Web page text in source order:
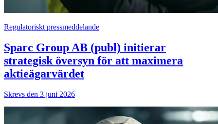
Regulatoriskt pressmeddelande
Sparc Group AB (publ) initierar
strategisk översyn för att maximera
aktieägarvärdet
Skrevs den 3 juni 2026